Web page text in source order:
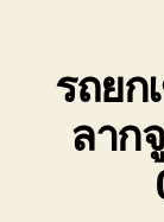
รถยก
ลาก